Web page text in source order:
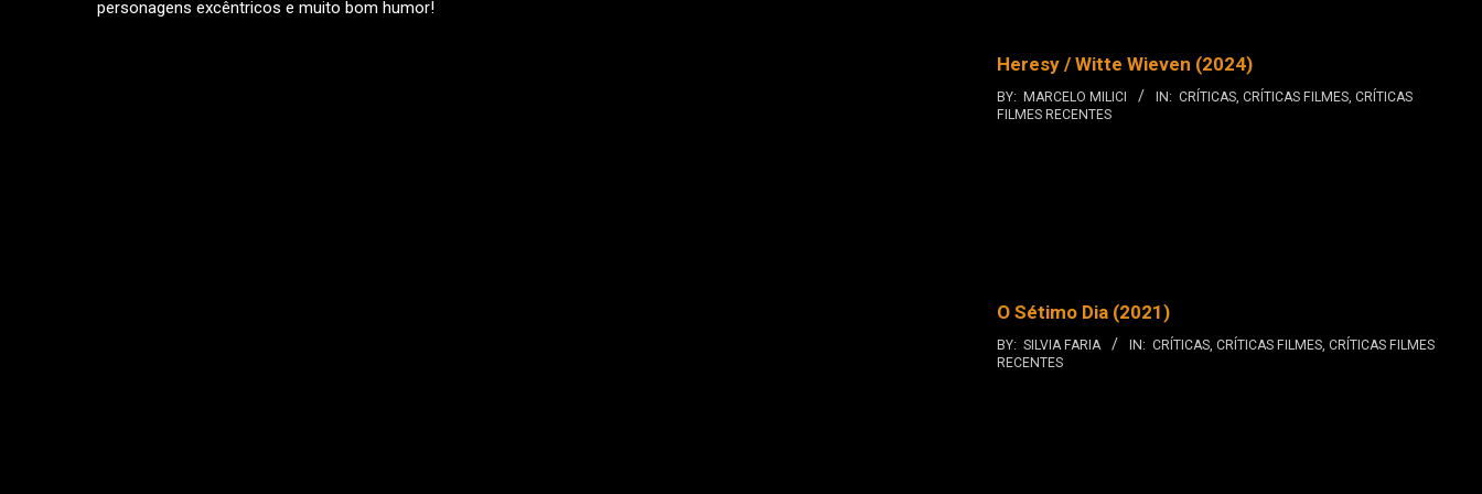
personagens excêntricos e muito bom humor!
Heresy / Witte Wieven (2024)
BY: MARCELO MILICI IN: CRÍTICAS, CRÍTICAS FILMES, CRÍTICAS
FILMES RECENTES
O Sétimo Dia (2021)
BY: SILVIA FARIA IN: CRÍTICAS, CRÍTICAS FILMES, CRÍTICAS FILMES
RECENTES